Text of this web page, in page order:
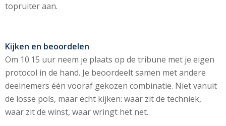
topruiter aan.
Kijken en beoordelen
Om 10.15 uur neem je plaats op de tribune met je eigen
protocol in de hand. Je beoordeelt samen met andere
deelnemers één vooraf gekozen combinatie. Niet vanuit
de losse pols, maar echt kijken: waar zit de techniek,
waar zit de winst, waar wringt het net.